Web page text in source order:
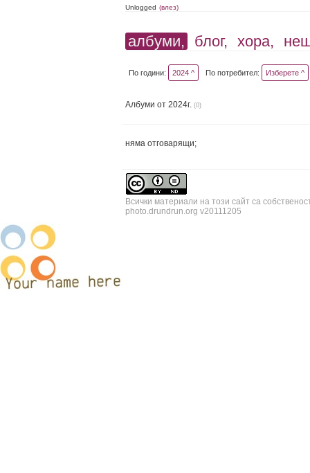
Unlogged (влез)
албуми, блог, хора,
По години: 2024 ^ По потребител: Изберете ^
Албуми от 2024г. (0)
няма отговарящи;
Всички материали на този сайт са
photo.drundrun.org v20111205